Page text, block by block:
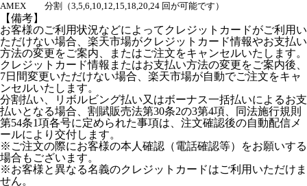
AMEX
分割（3,5,6,10,12,15,18,20,24 回が可能です）
【備考】
お客様のご利用状況などによってクレジットカードがご利用い
ただけない場合、楽天市場がクレジットカード情報やお支払い
方法の変更をご案内、またはご注文をキャンセルいたします。
クレジットカード情報またはお支払い方法の変更をご案内後、
7日間変更いただけない場合、楽天市場が自動でご注文をキャ
ンセルいたします。
分割払い、リボルビング払い又はボーナス一括払いによるお支
払いとなる場合、割賦販売法第30条2の3第4項、同法施行規則
第54条1項各号に定められた事項は、注文確認後の自動配信メ
ールにより交付します。
※ご注文の際にお客様の本人確認（電話確認等）をお願いする
場合もございます。
※お客様と異なる名義のクレジットカードはご利用いただけま
せん。